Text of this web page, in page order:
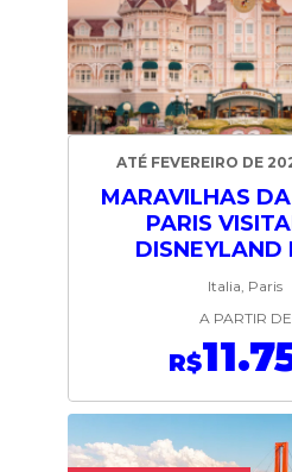
ATÉ FEVEREIRO DE
MARAVILHAS
PARIS
DISNEYLAND
Italia, Paris
A PARTIR DE
R$